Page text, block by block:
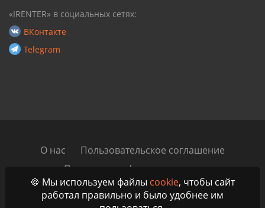
«IRENTER» в социальных сетях:
ВКонтакте
Telegram
О нас
Пользовательское соглашение
Политика конфиденциальности
Автомобильный блог
Контакты
🍪 Мы используем файлы cookie, чтобы сайт
работал правильно и было удобнее им